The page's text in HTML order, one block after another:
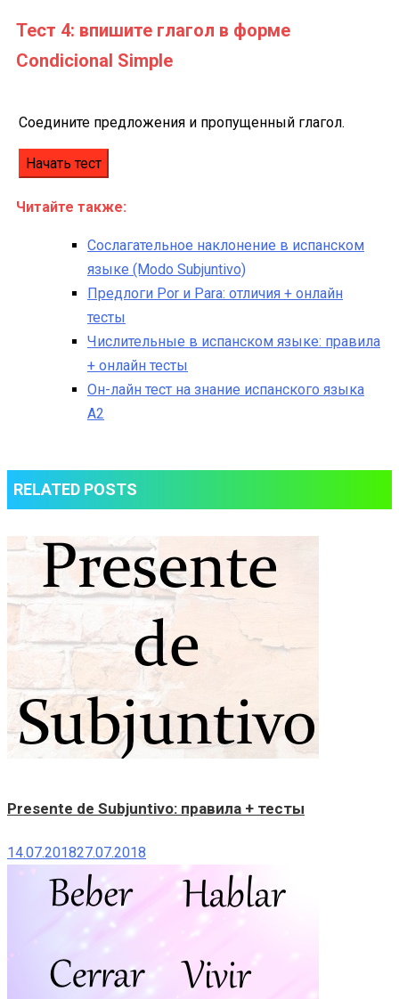
Тест 4: впишите глагол в форме
Condicional Simple
Соедините предложения и пропущенный глагол.
Читайте также:
Сослагательное наклонение в испанском
языке (Modo Subjuntivo)
Предлоги Por и Para: отличия + онлайн
тесты
Числительные в испанском языке: правила
+ онлайн тесты
Он-лайн тест на знание испанского языка
A2
RELATED POSTS
Presente de Subjuntivo: правила + тесты
14.07.201827.07.2018